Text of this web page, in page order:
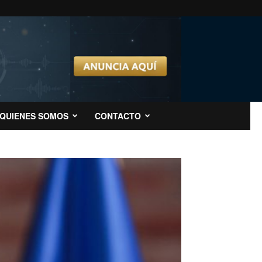
QUIENES SOMOS CONTACTO